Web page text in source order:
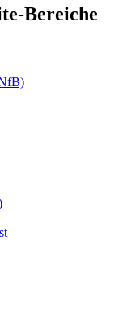
Bereiche